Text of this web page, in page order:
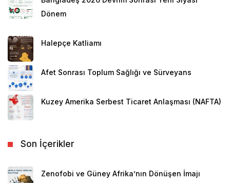
Dönem
Halepçe Katliamı
Afet Sonrası Toplum Sağlığı ve Sürveyans
Kuzey Amerika Serbest Ticaret Anlaşması (NAFTA)
Son İçerikler
Zenofobi ve Güney Afrika’nın Dönüşen İmajı